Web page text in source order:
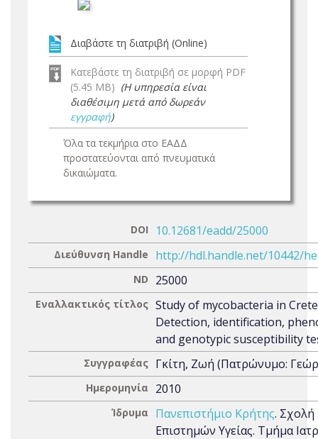
Διαβάστε τη διατριβή (Online)
Κατεβάστε τη διατριβή σε μορφή PDF
(5.45 MB) (Η υπηρεσία είναι
διαθέσιμη μετά από δωρεάν
εγγραφή)
Όλα τα τεκμήρια στο ΕΑΔΔ
προστατεύονται από πνευματικά
δικαιώματα.
DOI 10.12681/eadd/25000
Διεύθυνση Handle http://hdl.handle.net/10442/
ND 25000
Εναλλακτικός τίτλος Study of mycobacteria in
Detection, identification,
and genotypic susceptibility
Συγγραφέας Γκίτη, Ζωή (Πατρώνυμο:
Ημερομηνία 2010
Ίδρυμα Πανεπιστήμιο Κρήτης. Σχολή
Επιστημών Υγείας. Τμήμα